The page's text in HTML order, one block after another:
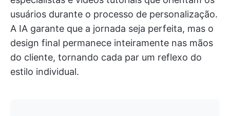
usuários durante o processo de personalização.
A IA garante que a jornada seja perfeita, mas o
design final permanece inteiramente nas mãos
do cliente, tornando cada par um reflexo do
estilo individual.